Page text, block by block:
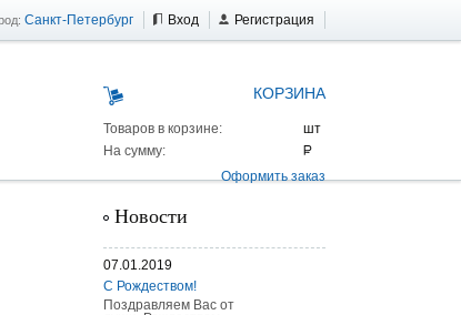
Санкт-Петербург Вход Регистрация
КОРЗИНА
Товаров в корзине:
На сумму:
Оформить заказ
Новости
07.01.2019
С Рождеством!
Поздравляем Вас от